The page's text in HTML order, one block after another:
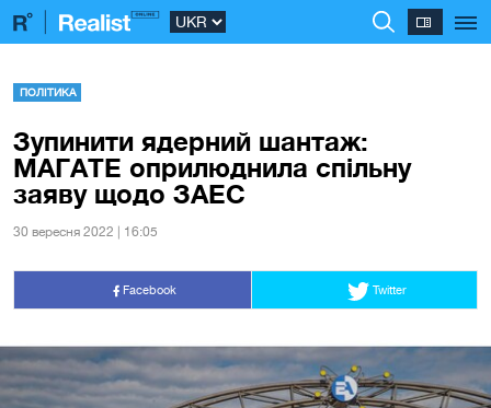
ПОЛІТИКА
Зупинити ядерний шантаж:
МАГАТЕ оприлюднила спільну
заяву щодо ЗАЕС
30 вересня 2022 | 16:05
Facebook Twitter